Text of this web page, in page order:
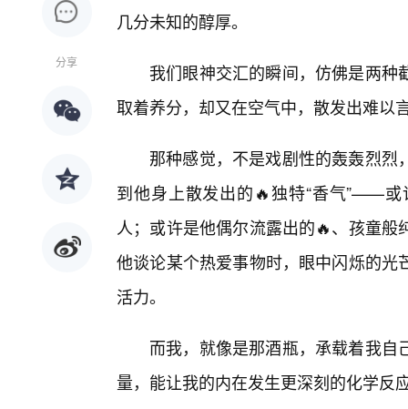
分享
几分未知的醇厚。
我们眼神交汇的瞬间，仿佛是两
取着养分，却又在空气中，散发出难以
那种感觉，不是戏剧性的轰轰烈
到他身上散发出的🔥独特“香气”——
人；或许是他偶尔流露出的🔥、孩童
他谈论某个热爱事物时，眼中闪烁的
活力。
而我，就像是那酒瓶，承载着我
量，能让我的内在发生更深刻的化学反